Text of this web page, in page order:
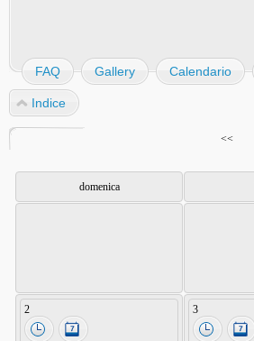
FAQ Gallery Calendario
Indice
<<
domenica
2 3